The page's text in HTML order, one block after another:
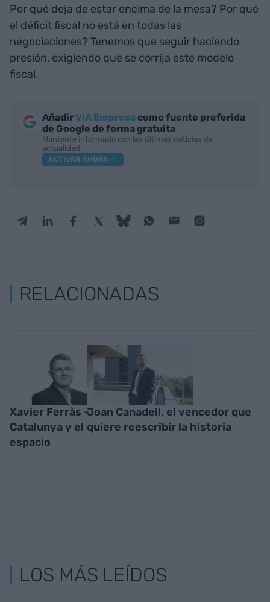
Por qué deja de estar encima de la mesa? Por qué
el déficit fiscal no está en todas las
negociaciones? Tenemos que seguir haciendo
presión, exigiendo que se corrija este modelo
fiscal.
AñadirVIA Empresa como fuente preferida
de Google de forma gratuita
Mantente informado con las últimas noticias de
actualidad
ACTIVAR AHORA
RELACIONADAS
Xavier Ferràs -
Catalunya y el
espacio
Joan Canadell, el vencedor que
quiere reescribir la historia
LOS MÁS LEÍDOS